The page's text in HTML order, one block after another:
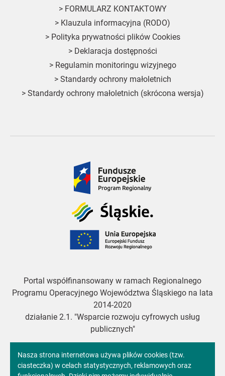
> FORMULARZ KONTAKTOWY
> Klauzula informacyjna (RODO)
> Polityka prywatności plików Cookies
> Deklaracja dostępności
> Regulamin monitoringu wizyjnego
>Standardy ochrony małoletnich
> Standardy ochrony małoletnich (skrócona wersja)
Fundusze
Europejskie
Śląskie
Unia
Europejska
Portal współfinansowany w ramach Regionalnego
Programu Operacyjnego Województwa Śląskiego na lata
2014-2020
działanie 2.1. "Wsparcie rozwoju cyfrowych usług
publicznych"
Copyright 2024. All rights reserved.
Informacja
Nasza strona internetowa używa plików cookies (tzw.
ciasteczka) w celach statystycznych, reklamowych oraz